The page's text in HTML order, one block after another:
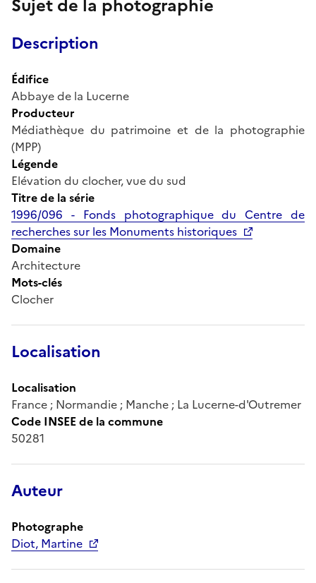
Sujet de la photographie
Description
Édifice
Abbaye de la Lucerne
Producteur
Médiathèque du patrimoine et de la photographie
(MPP)
Légende
Elévation du clocher, vue du sud
Titre de la série
1996/096 - Fonds photographique du Centre de
recherches sur les Monuments historiques
Domaine
Architecture
Mots-clés
Clocher
Localisation
Localisation
France ; Normandie ; Manche ; La Lucerne-d'Outremer
Code INSEE de la commune
50281
Auteur
Photographe
Diot, Martine